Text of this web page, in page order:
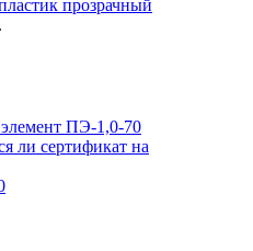
прозрачный
ПЭ-1,0-70
ли сертификат на